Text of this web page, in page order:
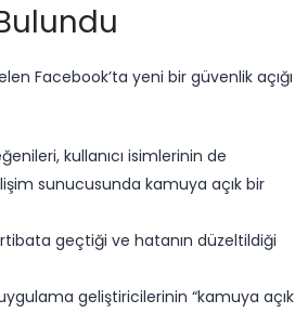
Facebook’ta yeni bir güvenlik açığı
kullanıcı isimlerinin de
sunucusunda kamuya açık bir
geçtiği ve hatanın düzeltildiği
geliştiricilerinin “kamuya açık